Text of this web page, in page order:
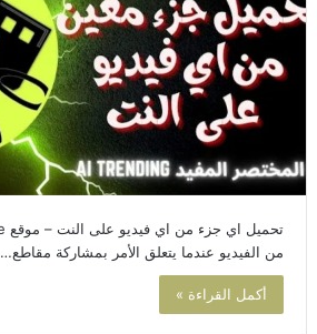
من الفيديو عندما يتعلق الأمر بمشاركة مقاطع…
أكمل القراءة »